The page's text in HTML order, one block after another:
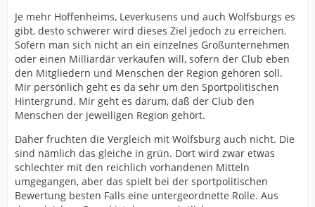
Je mehr Hoffenheims, Leverkusens und auch Wolfsburgs es
gibt, desto schwerer wird dieses Ziel jedoch zu erreichen.
Sofern man sich nicht an ein einzelnes Großunternehmen
oder einen Milliardär verkaufen will, sofern der Club eben
den Mitgliedern und Menschen der Region gehören soll.
Mir persönlich geht es da sehr um den Sportpolitischen
Hintergrund. Mir geht es darum, daß der Club den
Menschen der jeweiligen Region gehört.
Daher fruchten die Vergleich mit Wolfsburg auch nicht. Die
sind nämlich das gleiche in grün. Dort wird zwar etwas
schlechter mit den reichlich vorhandenen Mitteln
umgegangen, aber das spielt bei der sportpolitischen
Bewertung besten Falls eine untergeordnette Rolle. Aus